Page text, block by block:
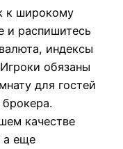
к широкому
и распишитесь
индексы
обязаны
для гостей
качестве
а еще